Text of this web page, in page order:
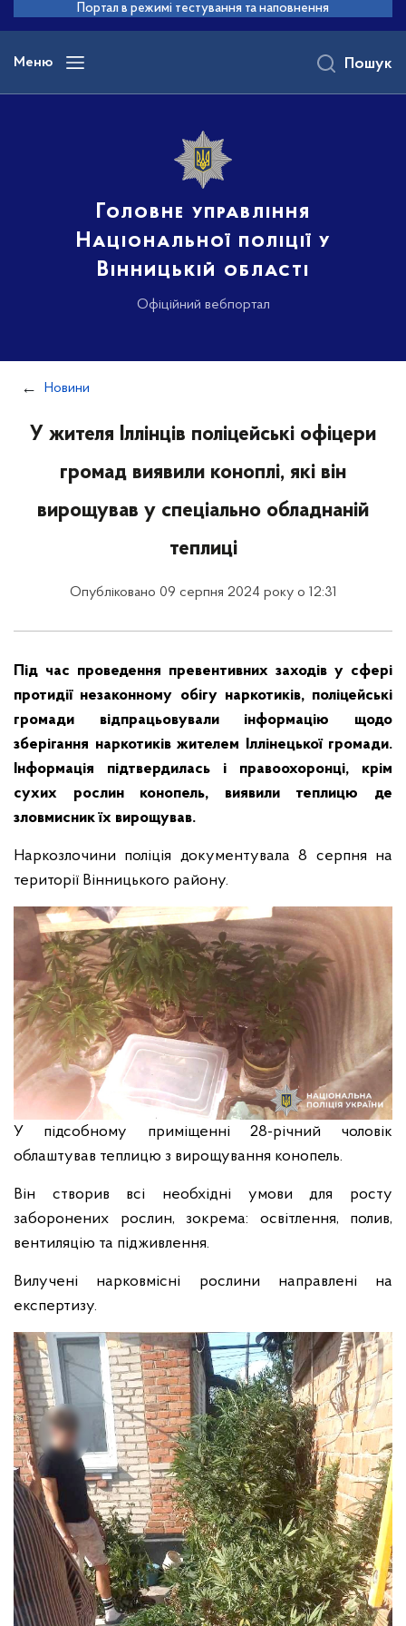
основного
вмісту
Портал в режимі тестування та наповнення
Меню
Головне управління
Національної поліції у
Вінницькій області
Офіційний вебпортал
Пошук
Новини
У жителя Іллінців поліцейські офіцери
громад виявили коноплі, які він
вирощував у спеціально обладнаній
теплиці
Опубліковано 09 серпня 2024 року о 12:31
Під час проведення превентивних заходів у сфері
протидії незаконному обігу наркотиків, поліцейські
громади відпрацьовували інформацію щодо
зберігання наркотиків жителем Іллінецької громади.
Інформація підтвердилась і правоохоронці, крім
сухих рослин конопель, виявили теплицю де
зловмисник їх вирощував.
Наркозлочини поліція документувала 8 серпня на
території Вінницького району.
У підсобному приміщенні 28-річний чоловік
облаштував теплицю з вирощування конопель.
Він створив всі необхідні умови для росту
заборонених рослин, зокрема: освітлення, полив,
вентиляцію та підживлення.
Вилучені нарковмісні рослини направлені на
експертизу.